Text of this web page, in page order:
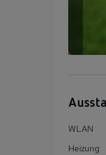
WLAN
Heizung